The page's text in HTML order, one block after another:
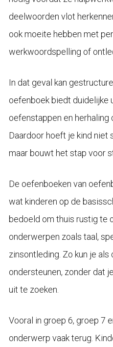
deelwoorden vlot
ook moeite hebben met
werkwoordspelling of
In dat geval kan
oefenboek biedt duidelijke
oefenstappen en herhaling
Daardoor hoeft je kind niet
maar bouwt het stap voor
De oefenboeken van
wat kinderen op de
bedoeld om thuis rustig te
onderwerpen zoals taal,
zinsontleding. Zo kun je
ondersteunen, zonder dat
uit te zoeken.
Vooral in groep 6, groep 7
onderwerp vaak terug.